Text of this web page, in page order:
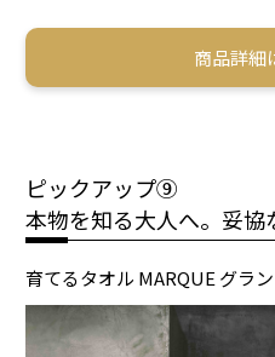
商品詳細
ピックアップ⑨
本物を知る大人へ。妥協
育てるタオル MARQUE グラン